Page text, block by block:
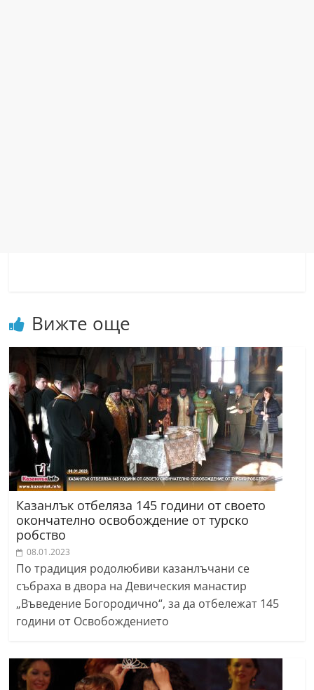
Вижте още
Казанлък отбеляза 145 години от своето
окончателно освобождение от турско
робство
08.01.2023
По традиция родолюбиви казанлъчани се
събраха в двора на Девическия манастир
„Въведение Богородично“, за да отбележат 145
години от Освобождението